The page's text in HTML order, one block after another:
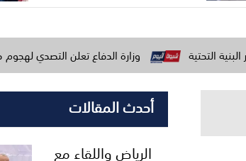
وزارة الدفاع تعلن التصدي لهجوم حوثي غادر في
أحدث المقالات
الرياض واللقاء مع